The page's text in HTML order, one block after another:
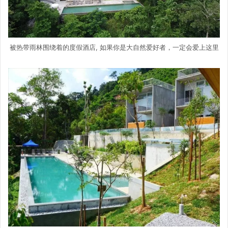
被热带雨林围绕着的度假酒店, 如果你是大自然爱好者，一定会爱上这里